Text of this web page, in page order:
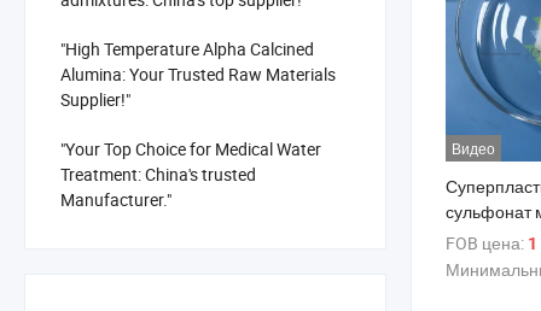
"High Temperature Alpha Calcined
Alumina: Your Trusted Raw Materials
Supplier!"
"Your Top Choice for Medical Water
Treatment: China's trusted
Manufacturer."
Видео
сульфонат
пола
FOB цена: 1